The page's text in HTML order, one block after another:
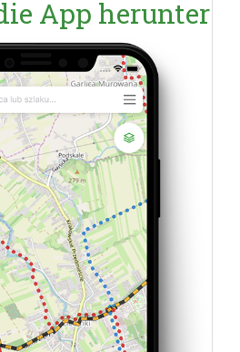
App herunter